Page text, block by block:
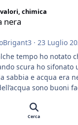
chimica
nera
· 23 Luglio
tempo ho notato
scura ho sifonato
sabbia e acqua era
sono buoni
foglie delle
nere. Quali sono i
Cerca